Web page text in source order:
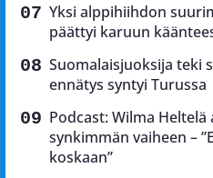
Yksi alppihiihdon
päättyi karuun
Suomalaisjuoksija teki
ennätys syntyi Turussa
Podcast: Wilma Heltelä
synkimmän vaiheen –
koskaan”